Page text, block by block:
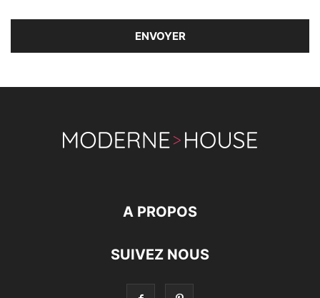
A PROPOS
SUIVEZ NOUS